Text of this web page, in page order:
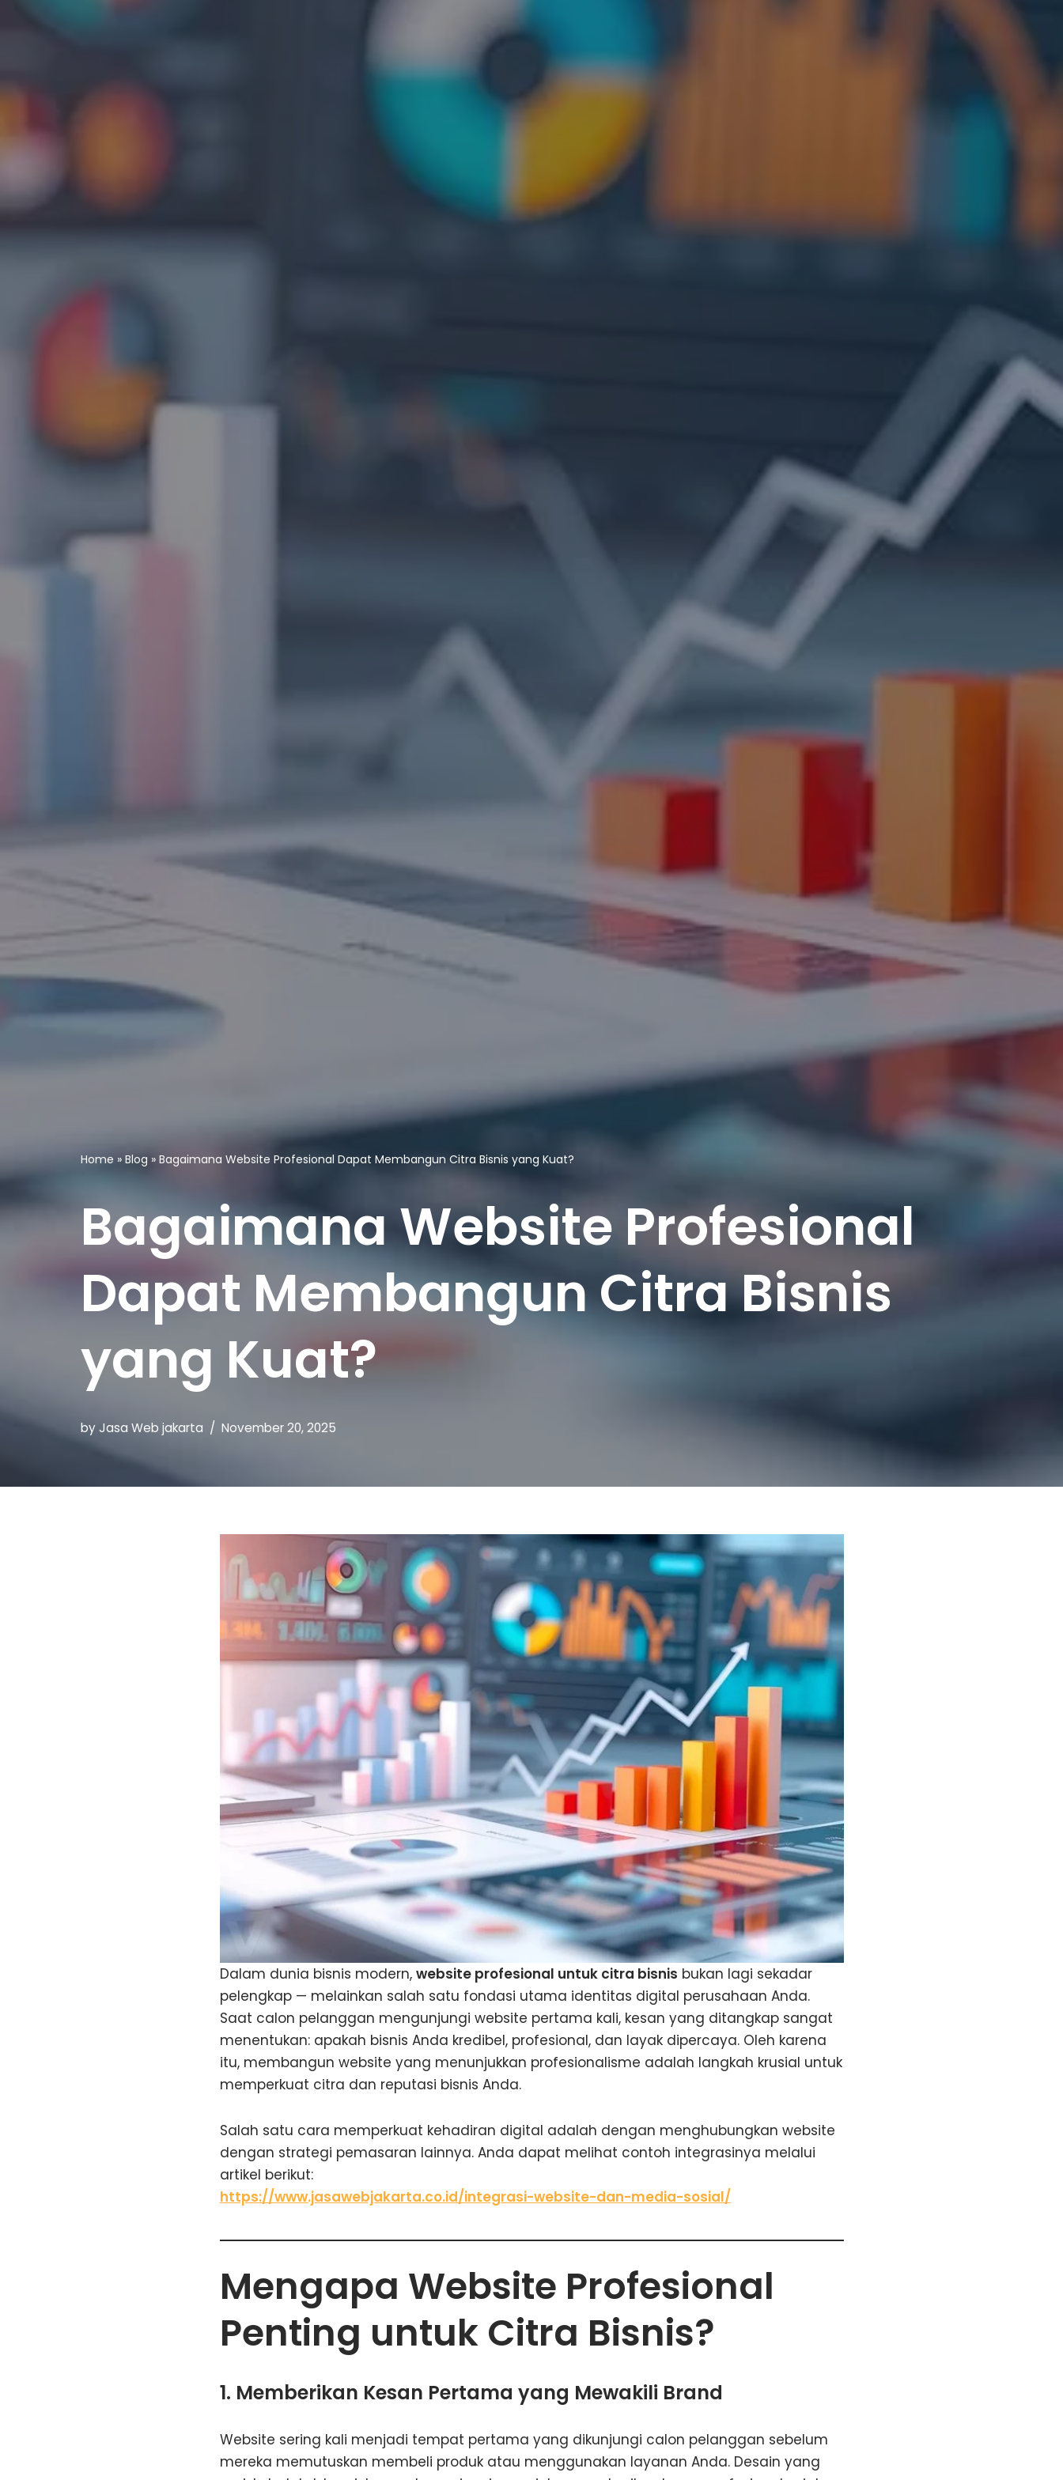
Home » Blog » Bagaimana Website Profesional Dapat Membangun Citra Bisnis yang Kuat?
Bagaimana Website Profesional
Dapat Membangun Citra Bisnis
yang Kuat?
byJasa Web jakarta November 20, 2025
Dalam dunia bisnis modern, website profesional untuk citra bisnis bukan lagi sekadar
pelengkap — melainkan salah satu fondasi utama identitas digital perusahaan Anda.
Saat calon pelanggan mengunjungi website pertama kali, kesan yang ditangkap sangat
menentukan: apakah bisnis Anda kredibel, profesional, dan layak dipercaya. Oleh karena
itu, membangun website yang menunjukkan profesionalisme adalah langkah krusial untuk
memperkuat citra dan reputasi bisnis Anda.
Salah satu cara memperkuat kehadiran digital adalah dengan menghubungkan website
dengan strategi pemasaran lainnya. Anda dapat melihat contoh integrasinya melalui
artikel berikut:
https://www.jasawebjakarta.co.id/integrasi-website-dan-media-sosial/
Mengapa Website Profesional
Penting untuk Citra Bisnis?
1. Memberikan Kesan Pertama yang Mewakili Brand
Website sering kali menjadi tempat pertama yang dikunjungi calon pelanggan sebelum
mereka memutuskan membeli produk atau menggunakan layanan Anda. Desain yang